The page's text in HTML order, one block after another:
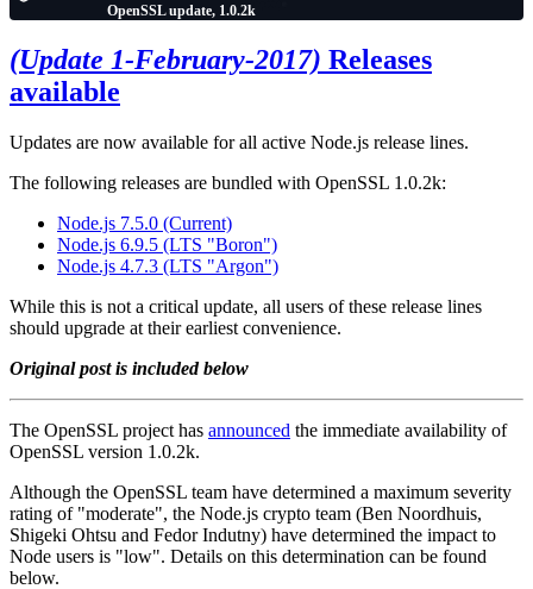
OpenSSL update, 1.0.2k
(Update 1-February-2017) Releases
available
Updates are now available for all active Node.js release lines.
The following releases are bundled with OpenSSL 1.0.2k:
Node.js 7.5.0 (Current)
Node.js 6.9.5 (LTS "Boron")
Node.js 4.7.3 (LTS "Argon")
While this is not a critical update, all users of these release lines
should upgrade at their earliest convenience.
Original post is included below
The OpenSSL project has announced the immediate availability of
OpenSSL version 1.0.2k.
Although the OpenSSL team have determined a maximum severity
rating of "moderate", the Node.js crypto team (Ben Noordhuis,
Shigeki Ohtsu and Fedor Indutny) have determined the impact to
Node users is "low". Details on this determination can be found
below.